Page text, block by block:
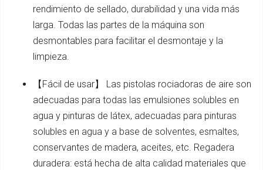
rendimiento de sellado, durabilidad y una vida más
larga. Todas las partes de la máquina son
desmontables para facilitar el desmontaje y la
limpieza.
【Fácil de usar】 Las pistolas rociadoras de aire son
adecuadas para todas las emulsiones solubles en
agua y pinturas de látex, adecuadas para pinturas
solubles en agua y a base de solventes, esmaltes,
conservantes de madera, aceites, etc. Regadera
duradera: está hecha de alta calidad materiales que